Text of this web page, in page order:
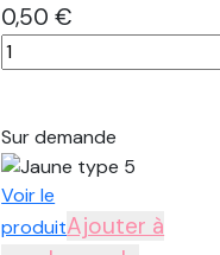
0,50€
quantité
de
type
3
Sur demande
Voir le
produitAjouter à